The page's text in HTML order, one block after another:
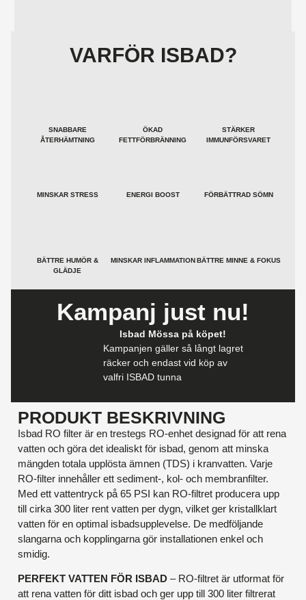
VARFÖR ISBAD?
SNABBARE
ÅTERHÄMTNING
ÖKAD
FETTFÖRBRÄNNING
STÄRKER
IMMUNFÖRSVARET
MINSKAR STRESS ENERGI BOOST FÖRBÄTTRAD SÖMN
BÄTTRE HUMÖR &
GLÄDJE
MINSKAR INFLAMMATIONBÄTTRE MINNE & FOKUS
Kampanj just nu!
Isbad Mössa på köpet!
Kampanjen gäller så långt lagret
räcker och endast vid köp av
valfri ISBAD tunna
PRODUKT BESKRIVNING
Isbad RO filter är en trestegs RO-enhet designad för att rena
vatten och göra det idealiskt för isbad, genom att minska
mängden totala upplösta ämnen (TDS) i kranvatten. Varje
RO-filter innehåller ett sediment-, kol- och membranfilter.
Med ett vattentryck på 65 PSI kan RO-filtret producera upp
till cirka 300 liter rent vatten per dygn, vilket ger kristallklart
vatten för en optimal isbadsupplevelse. De medföljande
slangarna och kopplingarna gör installationen enkel och
smidig.
PERFEKT VATTEN FÖR ISBAD – RO-filtret är utformat för
att rena vatten för ditt isbad och ger upp till 300 liter filtrerat